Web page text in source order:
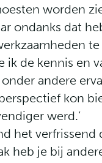
worden
ondanks dat
ik de kennis en
andere
kon
werd.’
het
heb je bij